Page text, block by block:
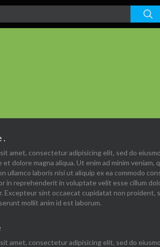
.
amet, consectetur adipisicing elit, sed do
dolore magna aliqua. Ut enim ad minim veniam,
ullamco laboris nisi ut aliquip ex ea commodo
in reprehenderit in voluptate velit esse cillum
Excepteur sint occaecat cupidatat non proident,
mollit anim id est laborum.
amet, consectetur adipisicing elit, sed do